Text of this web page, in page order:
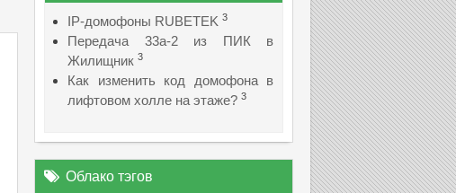
IP-домофоны RUBETEK 3
Передача 33а-2 из ПИК в
Жилищник 3
Как изменить код домофона в
лифтовом холле на этаже? 3
Облако тэгов